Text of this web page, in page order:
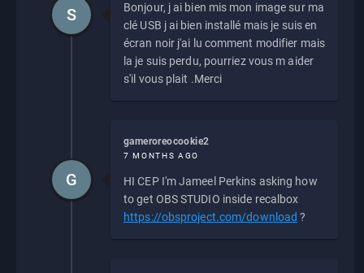
Bonjour, j ai bien mis mon image sur ma
clé USB j ai bien installé mais je suis en
écran noir j'ai lu comment modifier mais
la je suis perdu, pourriez vous m aider
s'il vous plait .Merci
S
gameroreocookie2
7 MONTHS AGO
HI CEP I'm Jameel Perkins asking how
to get OBS STUDIO inside recalbox
https://obsproject.com/download ?
G